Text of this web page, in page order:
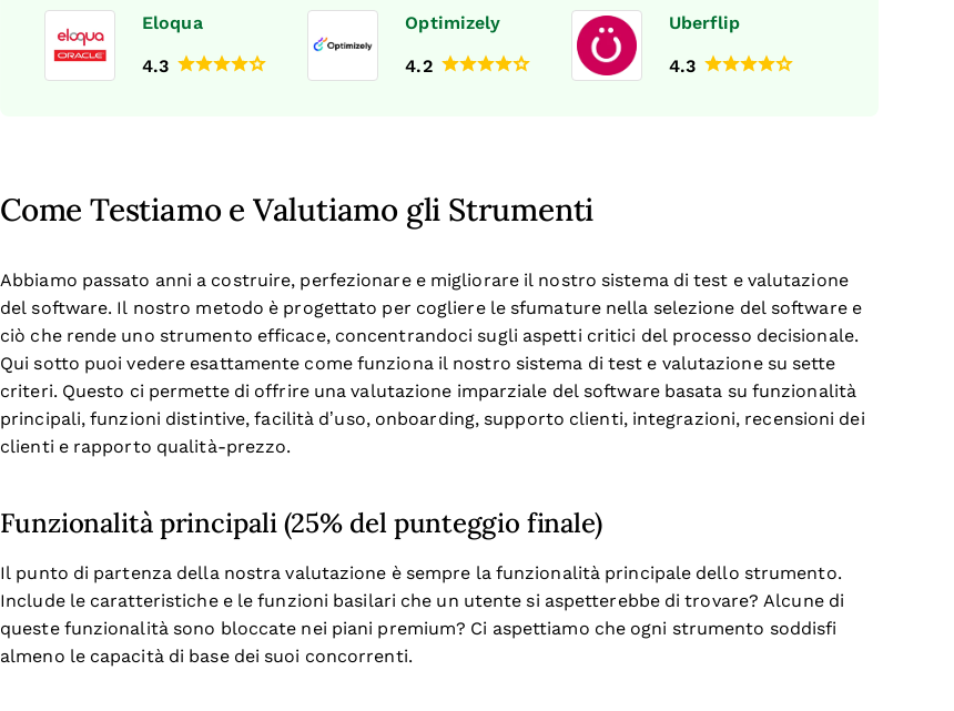
Eloqua
4.3
Optimizely
4.2
Uberflip
4.3
Come Testiamo e Valutiamo gli Strumenti
Abbiamo passato anni a costruire, perfezionare e migliorare il nostro sistema di test e valutazione
del software. Il nostro metodo è progettato per cogliere le sfumature nella selezione del software e
ciò che rende uno strumento efficace, concentrandoci sugli aspetti critici del processo decisionale.
Qui sotto puoi vedere esattamente come funziona il nostro sistema di test e valutazione su sette
criteri. Questo ci permette di offrire una valutazione imparziale del software basata su funzionalità
principali, funzioni distintive, facilità d’uso, onboarding, supporto clienti, integrazioni, recensioni dei
clienti e rapporto qualità-prezzo.
Funzionalità principali (25% del punteggio finale)
Il punto di partenza della nostra valutazione è sempre la funzionalità principale dello strumento.
Include le caratteristiche e le funzioni basilari che un utente si aspetterebbe di trovare? Alcune di
queste funzionalità sono bloccate nei piani premium? Ci aspettiamo che ogni strumento soddisfi
almeno le capacità di base dei suoi concorrenti.